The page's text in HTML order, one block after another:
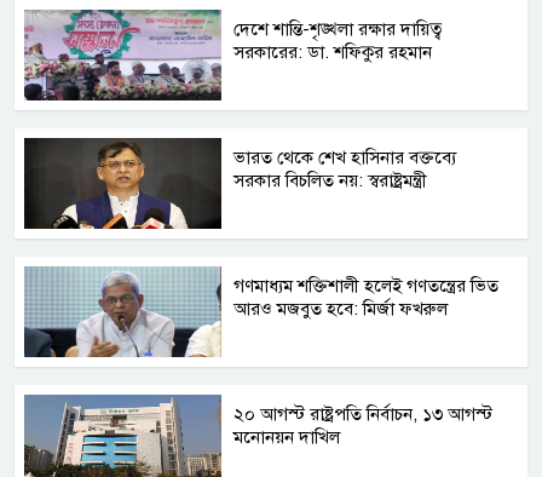
দেশে শান্তি-শৃঙ্খলা রক্ষার দায়িত্ব
সরকারের: ডা. শফিকুর রহমান
ভারত থেকে শেখ হাসিনার বক্তব্যে
সরকার বিচলিত নয়: স্বরাষ্ট্রমন্ত্রী
গণমাধ্যম শক্তিশালী হলেই গণতন্ত্রের ভিত
আরও মজবুত হবে: মির্জা ফখরুল
২০ আগস্ট রাষ্ট্রপতি নির্বাচন, ১৩ আগস্ট
মনোনয়ন দাখিল